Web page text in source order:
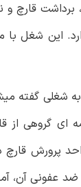
برداشت قارچ
این شغل
شغلی گفته
ای گروهی
پرورش قارچ
آن،